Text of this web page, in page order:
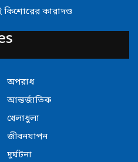
কারাদণ্ড
অপরাধ
আন্তর্জাতিক
খেলাধুলা
জীবনযাপন
দুর্ঘটনা